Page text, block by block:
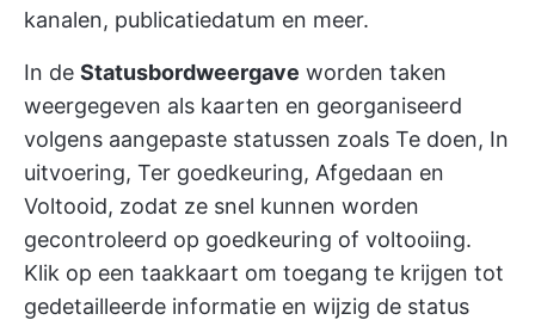
kanalen, publicatiedatum en meer.
In de Statusbordweergave worden taken
weergegeven als kaarten en georganiseerd
volgens aangepaste statussen zoals Te doen, In
uitvoering, Ter goedkeuring, Afgedaan en
Voltooid, zodat ze snel kunnen worden
gecontroleerd op goedkeuring of voltooiing.
Klik op een taakkaart om toegang te krijgen tot
gedetailleerde informatie en wijzig de status